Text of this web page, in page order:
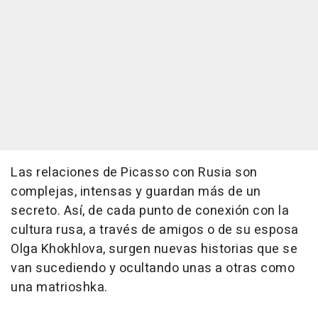
Las relaciones de Picasso con Rusia son
complejas, intensas y guardan más de un
secreto. Así, de cada punto de conexión con la
cultura rusa, a través de amigos o de su esposa
Olga Khokhlova, surgen nuevas historias que se
van sucediendo y ocultando unas a otras como
una matrioshka.